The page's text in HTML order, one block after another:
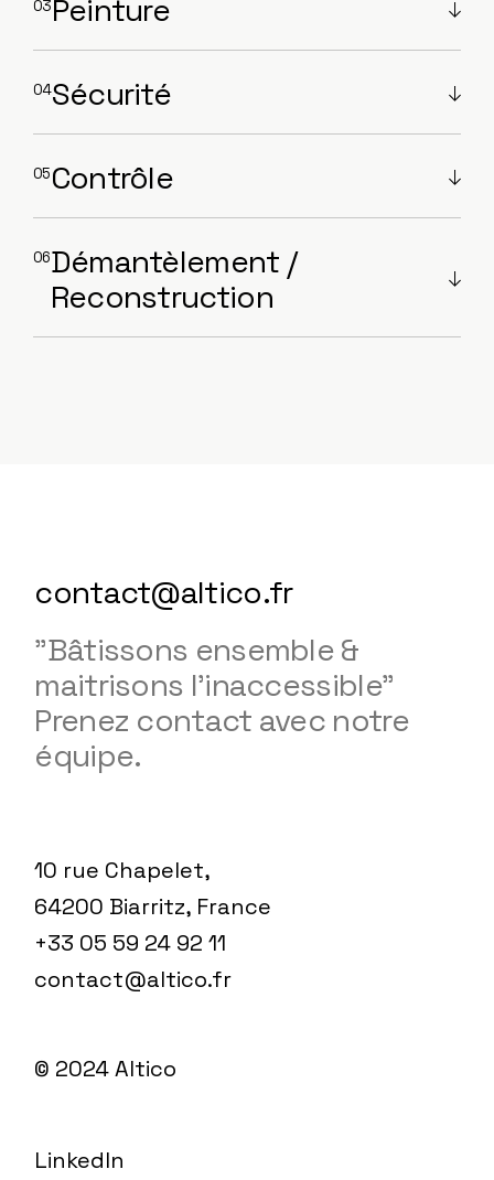
Peinture
Sécurité
Contrôle
Démantèlement /
Reconstruction
contact@altico.fr
"Bâtissons ensemble &
maitrisons l'inaccessible"
Prenez contact avec notre
équipe.
10 rue Chapelet,
64200 Biarritz, France
+33 05 59 24 92 11
contact@altico.fr
© 2024Altico
LinkedIn